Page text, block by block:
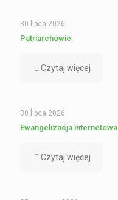
30 lipca 2026
Patriarchowie
Czytaj więcej
30 lipca 2026
Ewangelizacja internetowa
Czytaj więcej